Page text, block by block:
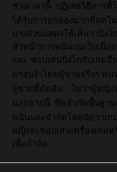
ช่วงเวลานี้
ปฏิเสธวิธีการที่
ได้รับการยกย่องมากที่สุด
บางส่วนแสดงให้เห็นว่าบิงโ
หัวหน้าการพนันบนเว็บเนื่อ
และ ชอบเล่นบิงโกกับเกมอื่น
ครอบงำโดยผู้ชายจริงๆ คน
ผู้ชายที่ตัดสิน
ไม่ว่าผู้หญิ
นอกจากนี้ ขีดจำกัดพื้นฐาน
พนันและจำกัดโดยนัยว่าเก
หญิงจะชอบเล่นเครื่องเกม
เพื่อกำจัด